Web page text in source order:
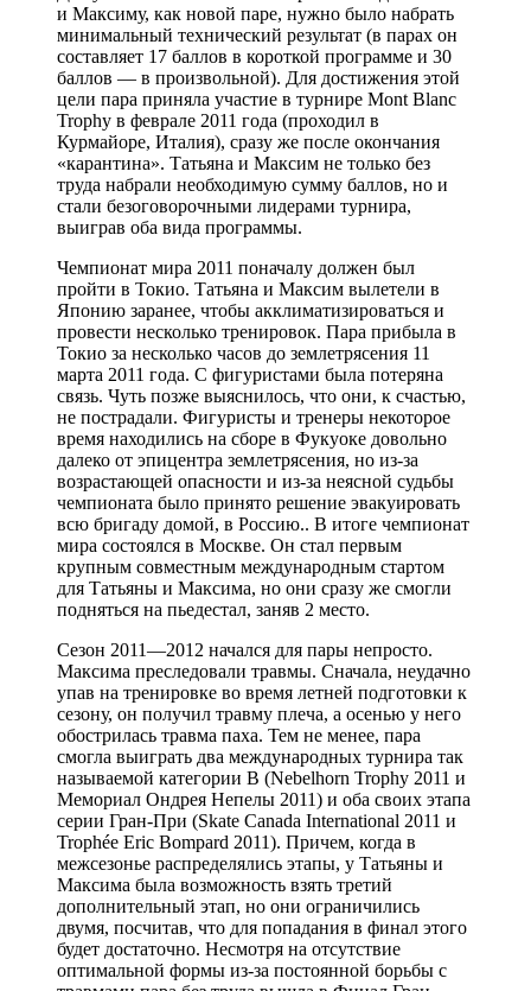
и Максиму, как новой паре, нужно было набрать
минимальный технический результат (в парах он
составляет 17 баллов в короткой программе и 30
баллов — в произвольной). Для достижения этой
цели пара приняла участие в турнире Mont Blanc
Trophy в феврале 2011 года (проходил в
Курмайоре, Италия), сразу же после окончания
«карантина». Татьяна и Максим не только без
труда набрали необходимую сумму баллов, но и
стали безоговорочными лидерами турнира,
выиграв оба вида программы.
Чемпионат мира 2011 поначалу должен был
пройти в Токио. Татьяна и Максим вылетели в
Японию заранее, чтобы акклиматизироваться и
провести несколько тренировок. Пара прибыла в
Токио за несколько часов до землетрясения 11
марта 2011 года. С фигуристами была потеряна
связь. Чуть позже выяснилось, что они, к счастью,
не пострадали. Фигуристы и тренеры некоторое
время находились на сборе в Фукуоке довольно
далеко от эпицентра землетрясения, но из-за
возрастающей опасности и из-за неясной судьбы
чемпионата было принято решение эвакуировать
всю бригаду домой, в Россию.. В итоге чемпионат
мира состоялся в Москве. Он стал первым
крупным совместным международным стартом
для Татьяны и Максима, но они сразу же смогли
подняться на пьедестал, заняв 2 место.
Сезон 2011—2012 начался для пары непросто.
Максима преследовали травмы. Сначала, неудачно
упав на тренировке во время летней подготовки к
сезону, он получил травму плеча, а осенью у него
обострилась травма паха. Тем не менее, пара
смогла выиграть два международных турнира так
называемой категории B (Nebelhorn Trophy 2011 и
Мемориал Ондрея Непелы 2011) и оба своих этапа
серии Гран-При (Skate Canada International 2011 и
Trophée Eric Bompard 2011). Причем, когда в
межсезонье распределялись этапы, у Татьяны и
Максима была возможность взять третий
дополнительный этап, но они ограничились
двумя, посчитав, что для попадания в финал этого
будет достаточно. Несмотря на отсутствие
оптимальной формы из-за постоянной борьбы с